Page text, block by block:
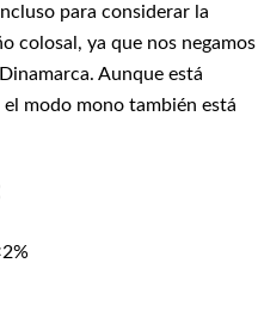
para considerar la
colosal, ya que nos negamos
Aunque está
modo mono también está